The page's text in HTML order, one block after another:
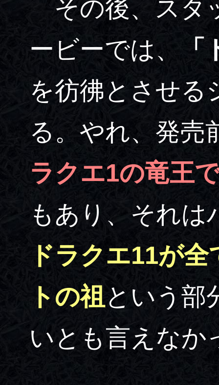
その後、スタ
ービーでは、
を彷彿とさせる
る。やれ、発売
ラクエ1の竜王
もあり、それは
ドラクエ11が
トの祖 という部
いとも言えなか